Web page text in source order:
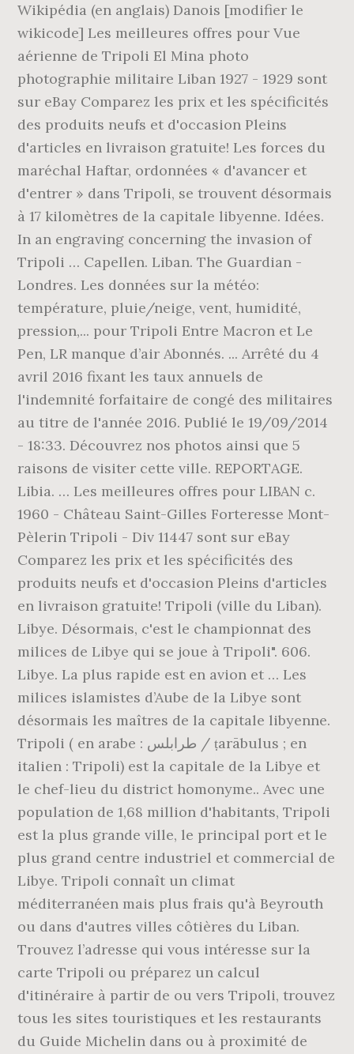
Wikipédia (en anglais) Danois [modifier le
wikicode] Les meilleures offres pour Vue
aérienne de Tripoli El Mina photo
photographie militaire Liban 1927 - 1929 sont
sur eBay Comparez les prix et les spécificités
des produits neufs et d'occasion Pleins
d'articles en livraison gratuite! Les forces du
maréchal Haftar, ordonnées « d'avancer et
d'entrer » dans Tripoli, se trouvent désormais
à 17 kilomètres de la capitale libyenne. Idées.
In an engraving concerning the invasion of
Tripoli … Capellen. Liban. The Guardian -
Londres. Les données sur la météo:
température, pluie/neige, vent, humidité,
pression,... pour Tripoli Entre Macron et Le
Pen, LR manque d’air Abonnés. ... Arrêté du 4
avril 2016 fixant les taux annuels de
l'indemnité forfaitaire de congé des militaires
au titre de l'année 2016. Publié le 19/09/2014
- 18:33. Découvrez nos photos ainsi que 5
raisons de visiter cette ville. REPORTAGE.
Libia. … Les meilleures offres pour LIBAN c.
1960 - Château Saint-Gilles Forteresse Mont-
Pèlerin Tripoli - Div 11447 sont sur eBay
Comparez les prix et les spécificités des
produits neufs et d'occasion Pleins d'articles
en livraison gratuite! Tripoli (ville du Liban).
Libye. Désormais, c'est le championnat des
milices de Libye qui se joue à Tripoli". 606.
Libye. La plus rapide est en avion et … Les
milices islamistes d’Aube de la Libye sont
désormais les maîtres de la capitale libyenne.
Tripoli ( en arabe : طرابلس / ṭarābulus ; en
italien : Tripoli) est la capitale de la Libye et
le chef-lieu du district homonyme.. Avec une
population de 1,68 million d'habitants, Tripoli
est la plus grande ville, le principal port et le
plus grand centre industriel et commercial de
Libye. Tripoli connaît un climat
méditerranéen mais plus frais qu'à Beyrouth
ou dans d'autres villes côtières du Liban.
Trouvez l’adresse qui vous intéresse sur la
carte Tripoli ou préparez un calcul
d'itinéraire à partir de ou vers Tripoli, trouvez
tous les sites touristiques et les restaurants
du Guide Michelin dans ou à proximité de